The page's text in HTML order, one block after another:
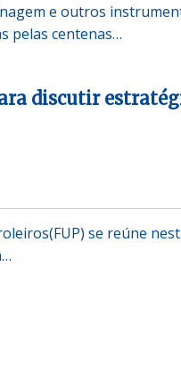
e outros
pelas centenas…
discutir
se reúne